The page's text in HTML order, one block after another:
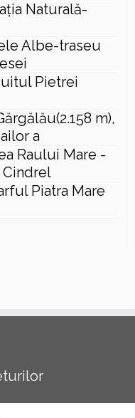
Naturală-
Albe-traseu
Pietrei
m),
a
Raului Mare -
Piatra Mare